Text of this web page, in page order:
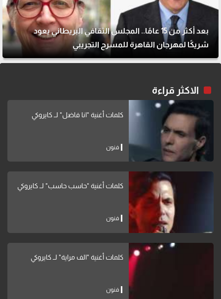
بعد أكثر من 15 عامًا.. المجلس الثقافي البريطاني يعود
شريكًا لمهرجان القاهرة للمسرح التجريبي
الاكثر قراءة
كلمات أغنية "انا فاضل" لــ كايروكي
فنون
كلمات أغنية "حاسب حاسب" لــ كايروكي
فنون
كلمات أغنية "الف مراية" لــ كايروكي
فنون